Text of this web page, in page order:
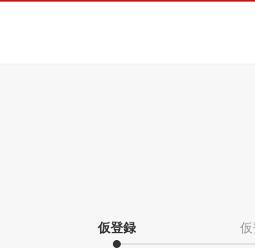
仮登録